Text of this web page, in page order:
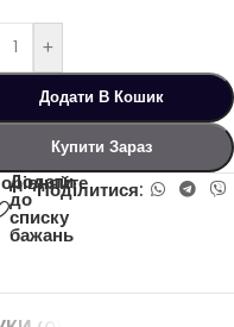
+
Додати В Кошик
Купити Зараз
Додати
до
списку
бажань
Поділитися: